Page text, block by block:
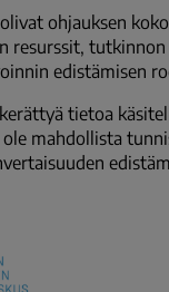
ohjauksen
resurssit,
edistämisen
tietoa
mahdollista